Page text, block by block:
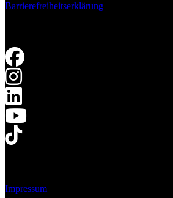
Barrierefreiheitserklärung
Impressum